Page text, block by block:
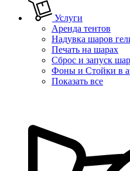
Услуги
Аренда тентов
Надувка шаров
Печать на шарах
Сброс и запуск
Фоны и Стойки в
Показать все